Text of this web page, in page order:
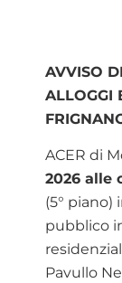
AVVISO
ALLOGGI
ACER di
2026 alle
(5° piano)
pubblico
Pavullo